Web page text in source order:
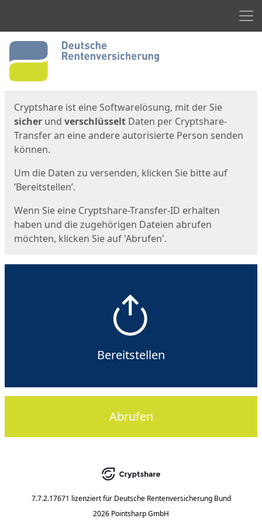
Start
Cryptshare ist eine Softwarelösung, mit der Sie
sicher und verschlüsselt Daten per Cryptshare-
Transfer an eine andere autorisierte Person senden
können.
Um die Daten zu versenden, klicken Sie bitte auf
‘Bereitstellen’.
Wenn Sie eine Cryptshare-Transfer-ID erhalten
haben und die zugehörigen Dateien abrufen
möchten, klicken Sie auf 'Abrufen'.
Bereitstellen
Abrufen
7.7.2.17671 lizenziert für Deutsche Rentenversicherung Bund
2026 Pointsharp GmbH